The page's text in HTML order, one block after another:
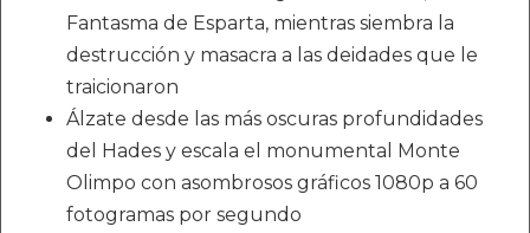
Fantasma de Esparta, mientras siembra la
destrucción y masacra a las deidades que le
traicionaron
Álzate desde las más oscuras profundidades
del Hades y escala el monumental Monte
Olimpo con asombrosos gráficos 1080p a 60
fotogramas por segundo